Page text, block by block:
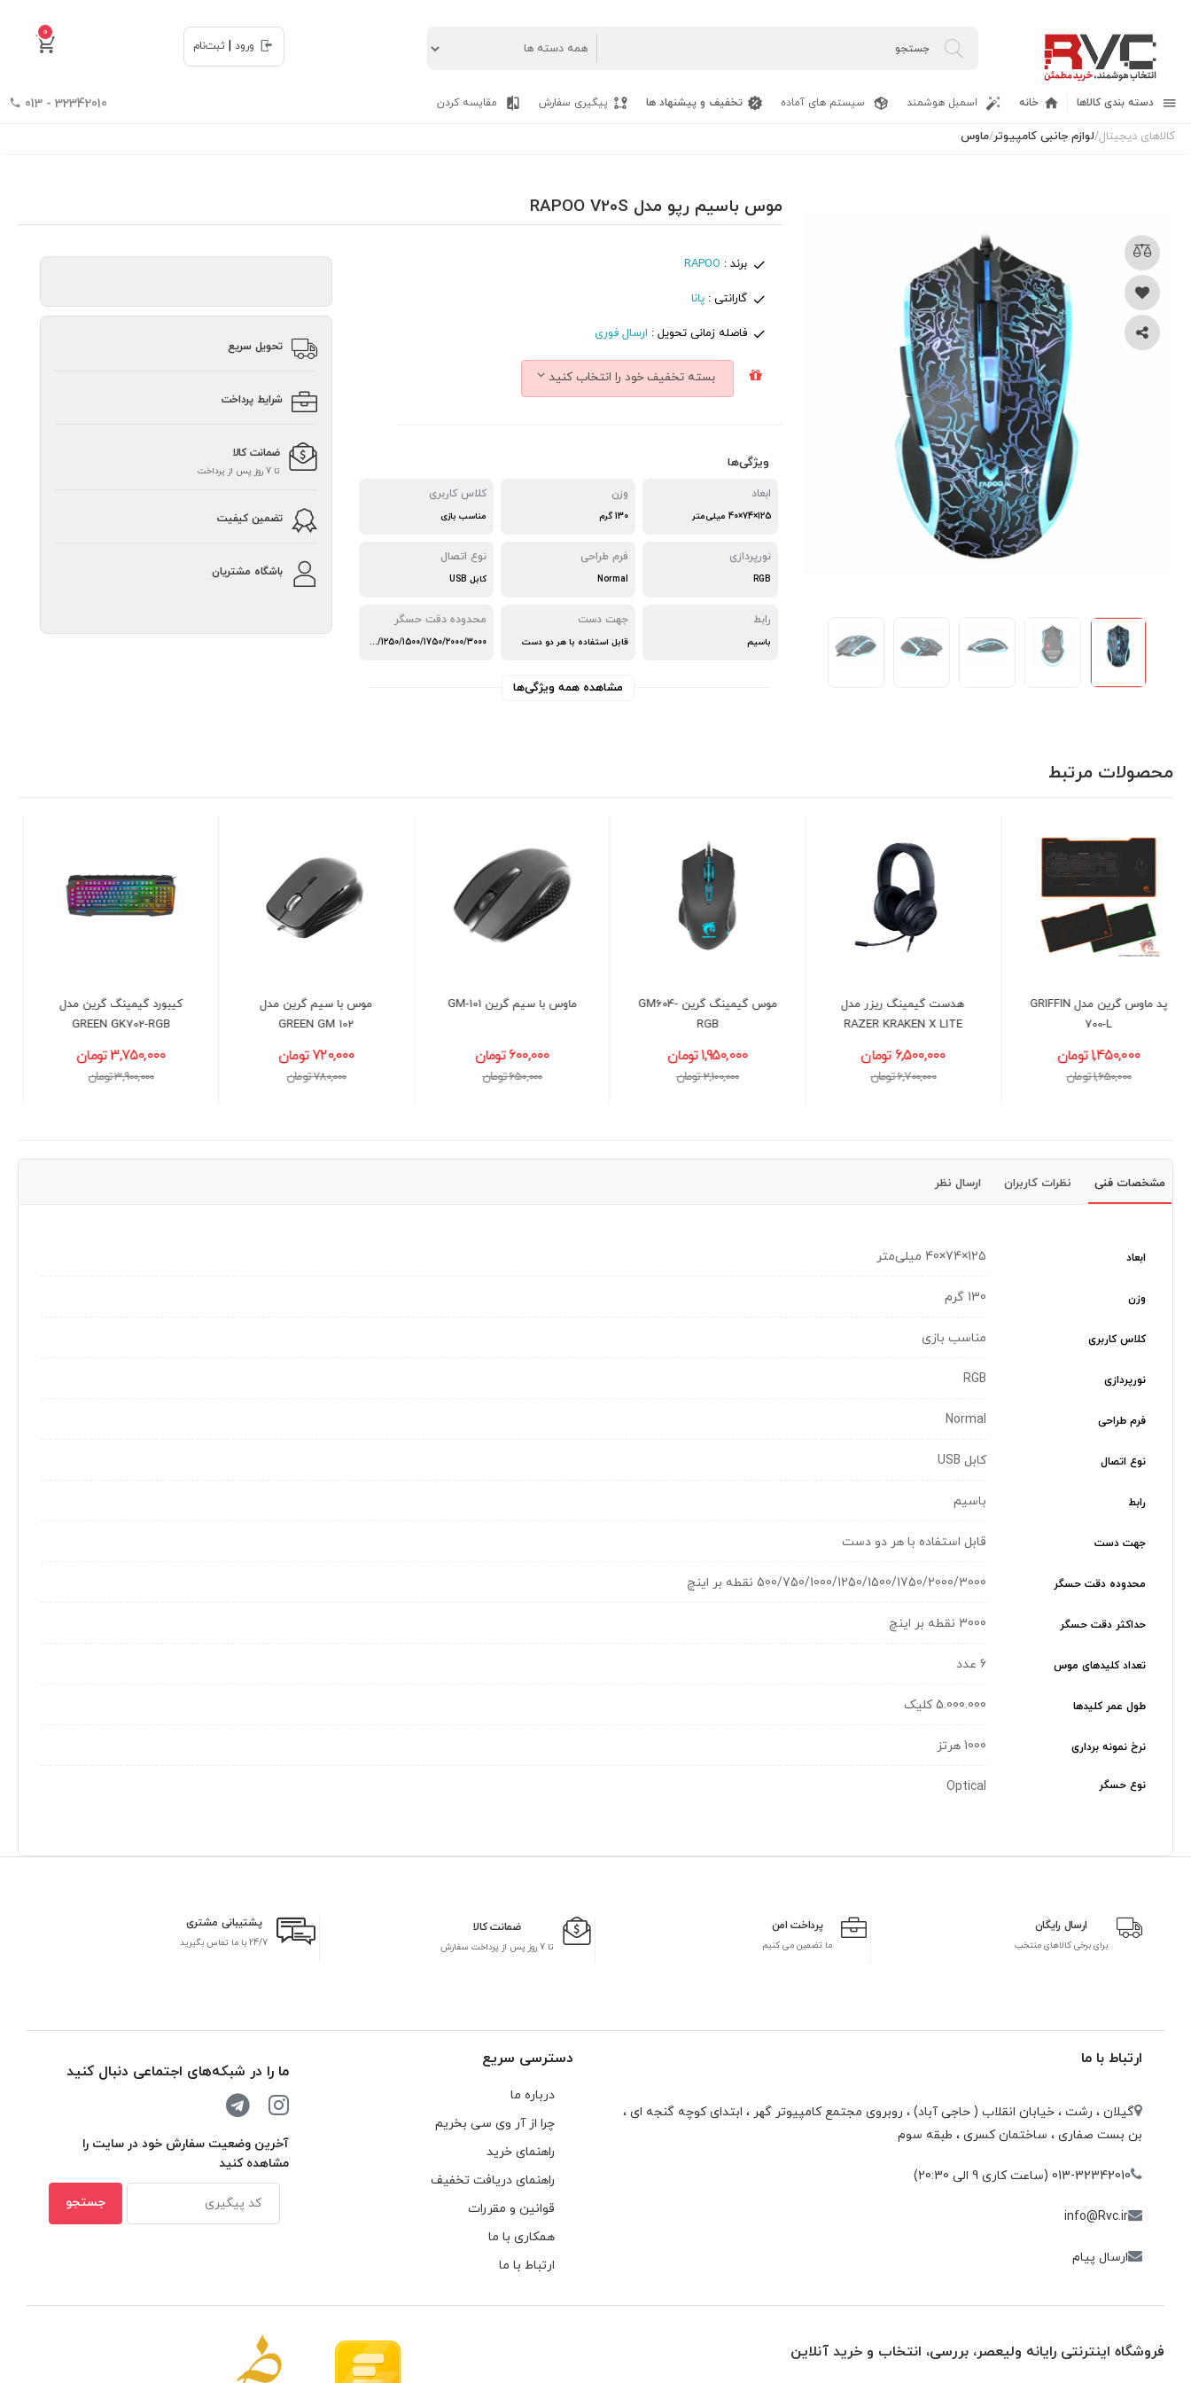
0
ورود
ثبت‌نام
دسته بندی کالاها خانه اسمبل هوشمند سیستم های آماده تخفیف و پیشنهاد ها پیگیری سفارش مقایسه کردن 32342010 - 013
کالاهای دیجیتال/لوازم جانبی کامپیوتر/ماوس
موس باسیم رپو مدل RAPOO V20S
برند : RAPOO
گارانتی : پانا
فاصله زمانی تحویل : ارسال فوری
بسته تخفیف خود را انتخاب کنید
ویژگی‌ها
ابعاد
125×74×40 میلی‌متر
وزن
130 گرم
کلاس کاربری
مناسب بازی
نورپردازی
RGB
فرم طراحی
Normal
نوع اتصال
کابل USB
رابط
باسیم
جهت دست
قابل استفاده با هر دو دست
محدوده دقت حسگر
500/750/1000/1250/1500/1750/2000/3000 نقطه بر اینچ
مشاهده همه ویژگی‌ها
تحویل سریع
شرایط پرداخت
ضمانت کالا
تا 7 روز پس از پرداخت
تضمین کیفیت
باشگاه مشتریان
محصولات مرتبط
هدست گیمینگ ریزر مدل
RAZER KRAKEN X LITE
6,500,000 تومان
6,700,000 تومان
موس گیمینگ گرین GM604-
RGB
1,950,000 تومان
2,100,000 تومان
ماوس با سیم گرین GM-101
600,000 تومان
650,000 تومان
موس با سیم گرین مدل
720,000 تومان
780,000 تومان
کیبورد گیمینگ گرین مدل
GREEN GK702-RGB
3,750,000 تومان
3,900,000 تومان
هدست گیمینگ ردراگون مدل
REDRAGON H262 VISTA
3,500,000 تومان
مشخصات فنی نظرات کاربران ارسال نظر
ابعاد 125×74×40 میلی‌متر
وزن 130 گرم
کلاس کاربری مناسب بازی
نورپردازی RGB
فرم طراحی Normal
نوع اتصال کابل USB
رابط باسیم
جهت دست قابل استفاده با هر دو دست
محدوده دقت حسگر 500/750/1000/1250/1500/1750/2000/3000 نقطه بر اینچ
حداکثر دقت حسگر 3000 نقطه بر اینچ
تعداد کلیدهای موس 6 عدد
طول عمر کلیدها 5.000.000 کلیک
نرخ نمونه برداری 1000 هرتز
نوع حسگر Optical
ارسال رایگان
برای برخی کالاهای منتخب
پرداخت امن
ما تضمین می کنیم
ضمانت کالا
تا 7 روز پس از پرداخت سفارش
پشتیبانی مشتری
24/7 با ما تماس بگیرید
ارتباط با ما
گیلان ، رشت ، خيابان انقلاب ( حاجی آباد) ، روبروی مجتمع كامپيوتر گهر ، ابتدای كوچه گنجه ای ،
بن بست صفاری ، ساختمان كسری ، طبقه سوم
013-32342010 (ساعت کاری 9 الی 20:30)
info@Rvc.ir
ارسال پیام
دسترسی سریع
درباره ما
چرا از آر وی سی بخریم
راهنمای خرید
راهنمای دریافت تخفیف
قوانین و مقررات
همکاری با ما
ارتباط با ما
ما را در شبکه‌های اجتماعی دنبال کنید
آخرین وضعیت سفارش خود در سایت را
مشاهده کنید
فروشگاه اینترنتی رایانه ولیعصر، بررسی، انتخاب و خرید آنلاین